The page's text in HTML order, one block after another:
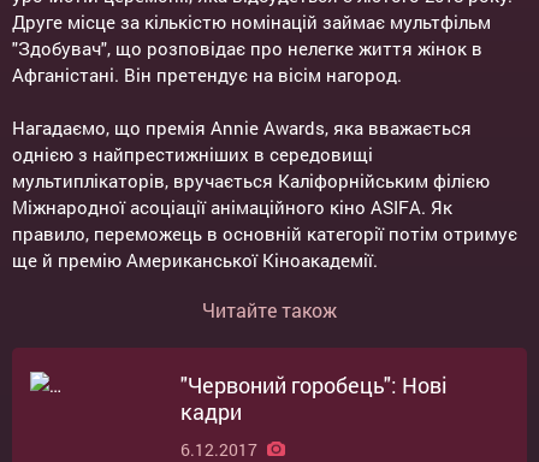
Друге місце за кількістю номінацій займає мультфільм
"Здобувач", що розповідає про нелегке життя жінок в
Афганістані. Він претендує на вісім нагород.
Нагадаємо, що премія Annie Awards, яка вважається
однією з найпрестижніших в середовищі
мультиплікаторів, вручається Каліфорнійським філією
Міжнародної асоціації анімаційного кіно ASIFA. Як
правило, переможець в основній категорії потім отримує
ще й премію Американської Кіноакадемії.
Читайте також
"Червоний горобець": Нові
кадри
6.12.2017